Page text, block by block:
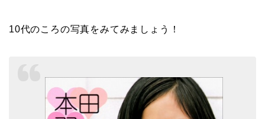
10代のころの写真をみてみましょう！